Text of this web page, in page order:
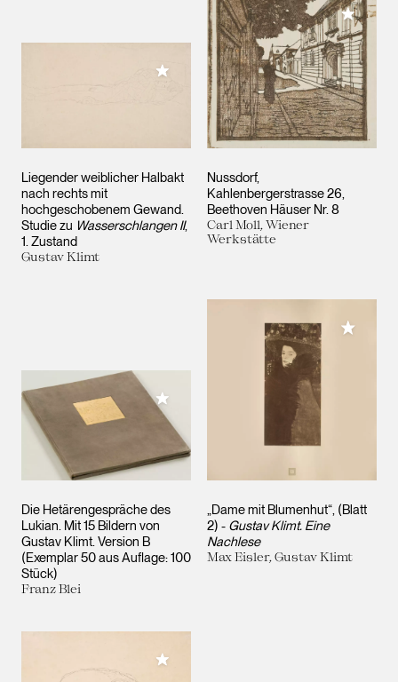
Liegender weiblicher Halbakt
nach rechts mit
hochgeschobenem Gewand.
Studie zu Wasserschlangen II,
1. Zustand
Gustav Klimt
Meiner Sammlung hinzufügen
Nussdorf,
Kahlenbergerstrasse 26,
Beethoven Häuser Nr. 8
Carl Moll, Wiener
Werkstätte
Meiner
Die Hetärengespräche des
Lukian. Mit 15 Bildern von
Gustav Klimt. Version B
(Exemplar 50 aus Auflage: 100
Stück)
Franz Blei
Meiner Sammlung hinzufügen
„Dame mit Blumenhut“, (Blatt
2) - Gustav Klimt. Eine
Nachlese
Max Eisler, Gustav Klimt
Meiner
Meiner Sammlung hinzufügen